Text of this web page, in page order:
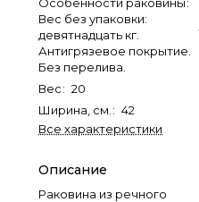
Вес без упаковки:
девятнадцать кг.
Антигрязевое покрытие.
Без перелива.
Вес: 20
Ширина, см. : 42
Все характеристики
Описание
Раковина из речного